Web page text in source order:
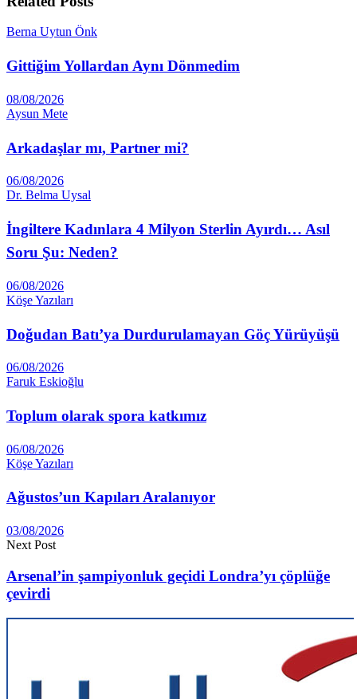
Berna Uytun Önk
Gittiğim Yollardan Aynı Dönmedim
08/08/2026
Aysun Mete
Arkadaşlar mı, Partner mi?
06/08/2026
Dr. Belma Uysal
İngiltere Kadınlara 4 Milyon Sterlin Ayırdı… Asıl
Soru Şu: Neden?
06/08/2026
Köşe Yazıları
Doğudan Batı’ya Durdurulamayan Göç Yürüyüşü
06/08/2026
Faruk Eskioğlu
Toplum olarak spora katkımız
06/08/2026
Köşe Yazıları
Ağustos’un Kapıları Aralanıyor
03/08/2026
Next Post
Arsenal’in şampiyonluk geçidi Londra’yı çöplüğe
çevirdi